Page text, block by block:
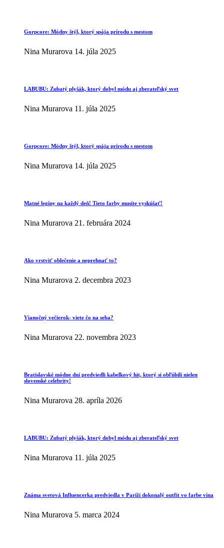
Gorpcore: Módny štýl, ktorý spája prírodu s mestom
Nina Murarova 14. júla 2025
LABUBU: Zubatý plyšák, ktorý dobyl módu aj zberateľský svet
Nina Murarova 11. júla 2025
Gorpcore: Módny štýl, ktorý spája prírodu s mestom
Nina Murarova 14. júla 2025
Matné legíny na každý deň! Tieto farby musíte vyskúšať!
Nina Murarova 21. februára 2024
Ako vrstviť oblečenie a neprehnať to?
Nina Murarova 2. decembra 2023
Vianočný večierok- viete čo na seba?
Nina Murarova 22. novembra 2023
Bratislavské módne dni predviedli kabelkový hit, ktorý si obľúbili nielen
slovenské celebrity!
Nina Murarova 28. apríla 2026
LABUBU: Zubatý plyšák, ktorý dobyl módu aj zberateľský svet
Nina Murarova 11. júla 2025
Známa svetová Influencerka predviedla v Paríži dokonalý outfit vo farbe vína
Nina Murarova 5. marca 2024